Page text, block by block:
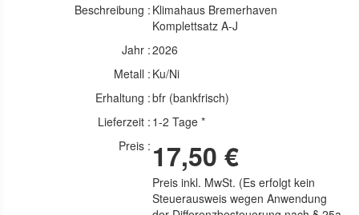
Beschreibung : Klimahaus Bremerhaven
Komplettsatz A-J
Jahr :2026
Metall : Ku/Ni
Erhaltung :bfr (bankfrisch)
Lieferzeit : 1-2 Tage *
Preis : 17,50 €
Preis inkl. MwSt. (Es erfolgt kein
Steuerausweis wegen Anwendung